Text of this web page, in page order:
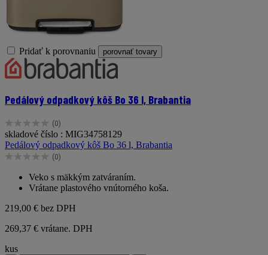
Pridať k porovnaniu porovnať tovary
Pedálový odpadkový kôš Bo 36 l, Brabantia
(0)
0.0
z
5
hviezdičiek.
skladové číslo : MIG34758129
Pedálový odpadkový kôš Bo 36 l, Brabantia
(0)
0.0
hviezdičiek.
Veko s mäkkým zatváraním.
Vrátane plastového vnútorného koša.
219,00 € bez DPH
269,37 € vrátane. DPH
kus